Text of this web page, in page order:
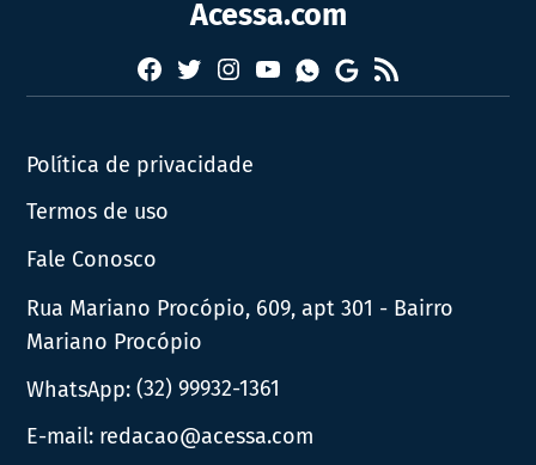
Acessa.com
Facebook
TwitterInstagram
YouTubeWhatsapp
Google
News
RSS
Política de privacidade
Termos de uso
Fale Conosco
Rua Mariano Procópio, 609, apt 301 - Bairro
Mariano Procópio
WhatsApp:(32) 99932-1361
E-mail: redacao@acessa.com